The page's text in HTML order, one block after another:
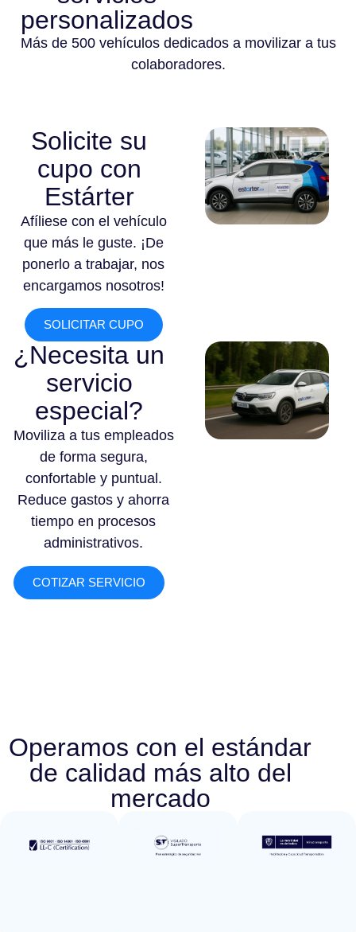
personalizados
Más de 500 vehículos dedicados a movilizar a tus
colaboradores.
Solicite su
cupo con
Estárter
Afíliese con el vehículo
que más le guste. ¡De
ponerlo a trabajar, nos
encargamos nosotros!
SOLICITAR CUPO
¿Necesita un
servicio
especial?
Moviliza a tus empleados
de forma segura,
confortable y puntual.
Reduce gastos y ahorra
tiempo en procesos
administrativos.
COTIZAR SERVICIO
Operamos con el estándar
de calidad más alto del
mercado